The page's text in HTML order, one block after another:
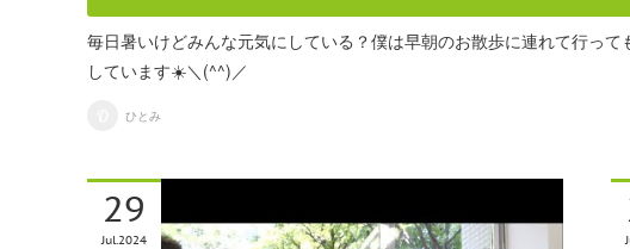
毎日暑いけどみんな元気にしている？僕は早朝のお散歩に連れて行っ
しています☀️＼(^^)／
ひとみ
29
Jul2024